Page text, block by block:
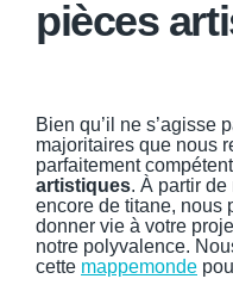
pièces
Bien qu’il ne s’agisse
majoritaires que nous
parfaitement
artistiques. À partir de
encore de titane, nous
donner vie à votre
notre polyvalence.
cette mappemonde